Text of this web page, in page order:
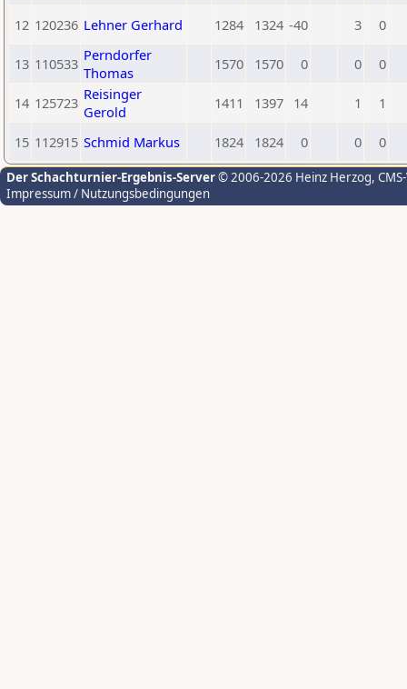
12 120236 Lehner Gerhard 1284 1324 -40 3 0
13 110533 Perndorfer
Thomas
1570 1570 0 0 0
14 125723 Reisinger
Gerold
1411 1397 14 1 1
15 112915 Schmid Markus 1824 1824 0 0 0
Der Schachturnier-Ergebnis-Server© 2006-2026 Heinz Herzog,
Impressum / Nutzungsbedingungen